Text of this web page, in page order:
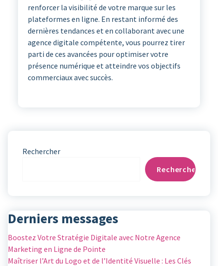
renforcer la visibilité de votre marque sur les
plateformes en ligne. En restant informé des
dernières tendances et en collaborant avec une
agence digitale compétente, vous pourrez tirer
parti de ces avancées pour optimiser votre
présence numérique et atteindre vos objectifs
commerciaux avec succès.
Rechercher
Rechercher
Derniers messages
Boostez Votre Stratégie Digitale avec Notre Agence
Marketing en Ligne de Pointe
Maîtriser l’Art du Logo et de l’Identité Visuelle : Les Clés